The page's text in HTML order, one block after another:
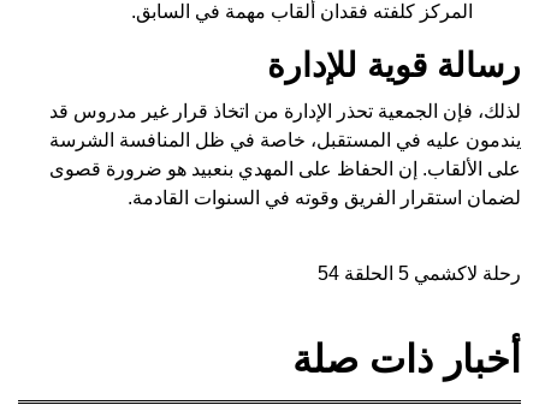
المركز كلفته فقدان ألقاب مهمة في السابق.
رسالة قوية للإدارة
لذلك، فإن الجمعية تحذر الإدارة من اتخاذ قرار غير مدروس قد
يندمون عليه في المستقبل، خاصة في ظل المنافسة الشرسة
على الألقاب. إن الحفاظ على المهدي بنعبيد هو ضرورة قصوى
لضمان استقرار الفريق وقوته في السنوات القادمة.
رحلة لاكشمي 5 الحلقة 54
أخبار ذات صلة